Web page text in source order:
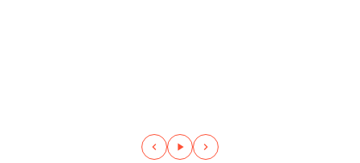
keyboard_arrow_left play_arrow keyboard_arrow_right